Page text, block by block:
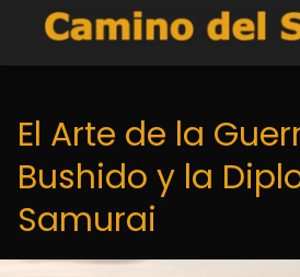
El Arte de la
Bushido y la
Samurai